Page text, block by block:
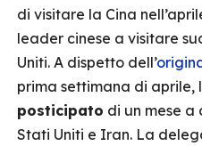
di visitare la Cina
leader cinese a visitare
Uniti. A dispetto dell’
prima settimana di aprile,
posticipato di un mese
Stati Uniti e Iran. La